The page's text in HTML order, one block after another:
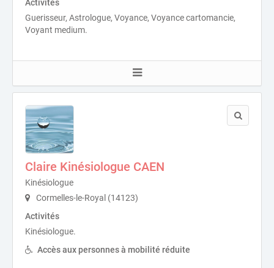
Activités
Guerisseur, Astrologue, Voyance, Voyance cartomancie,
Voyant medium.
Claire Kinésiologue CAEN
Kinésiologue
Cormelles-le-Royal (14123)
Activités
Kinésiologue.
Accès aux personnes à mobilité réduite